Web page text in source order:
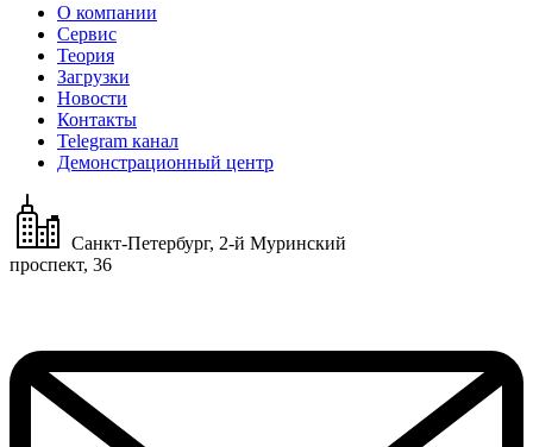
О компании
Сервис
Теория
Загрузки
Новости
Контакты
Telegram канал
Демонстрационный центр
Санкт-Петербург, 2-й Муринский
проспект, 36